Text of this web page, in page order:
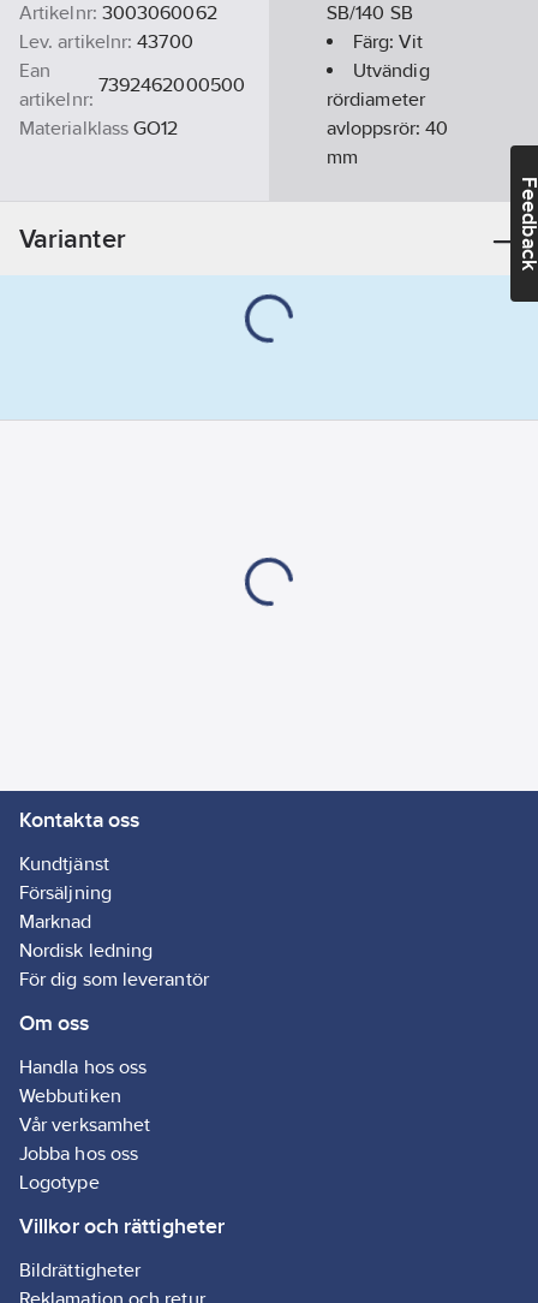
Artikelnr: 3003060062
Lev. artikelnr: 43700
Ean
artikelnr:
7392462000500
Materialklass GO12
SB/140 SB
Färg:Vit
Utvändig
rördiameter
avloppsrör: 40
mm
bottenventil:1
Med
nummer:
Varianter
Kontakta oss
Kundtjänst
Försäljning
Marknad
Nordisk ledning
För dig som leverantör
Om oss
Handla hos oss
Webbutiken
Vår verksamhet
Jobba hos oss
Logotype
Villkor och rättigheter
Bildrättigheter